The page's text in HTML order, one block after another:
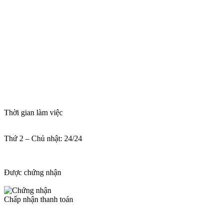
Thời gian làm việc
Thứ 2 – Chủ nhật: 24/24
Được chứng nhận
Chấp nhận thanh toán